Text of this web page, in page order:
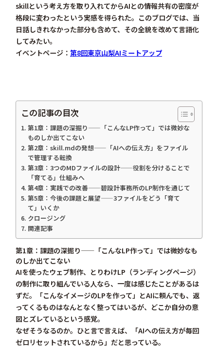
skillという考え方を取り入れてからAIとの情報共有の密度が
格段に変わったという実感を得られた。このブログでは、当
日話しきれなかった部分も含めて、その全貌を改めて言語化
してみたい。
イベントページ： 第8回東京山梨AIミートアップ
この記事の目次
第1章：課題の深掘り——「こんなLP作って」では微妙な
ものしか出てこない
第2章：skill.mdの発想——「AIへの伝え方」をファイル
で管理する転換
第3章：3つのMDファイルの設計——役割を分けることで
「育てる」仕組みへ
第4章：実践での改善——碧設計事務所のLP制作を通じて
第5章：今後の課題と展望——3ファイルをどう「育て
て」いくか
クロージング
関連記事
第1章：課題の深掘り——「こんなLP作って」では微妙なも
のしか出てこない
AIを使ったウェブ制作、とりわけLP（ランディングページ）
の制作に取り組んでいる人なら、一度は感じたことがあるは
ずだ。「こんなイメージのLPを作って」とAIに頼んでも、返
ってくるものはなんとなく整ってはいるが、 どこか自分の意
図とズレているという感覚。
なぜそうなるのか。ひと言で言えば、「AIへの伝え方が毎回
ゼロリセットされているから」だと思っている。